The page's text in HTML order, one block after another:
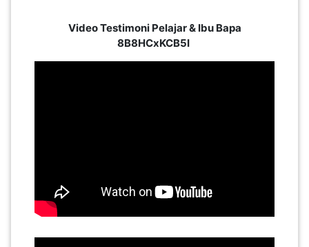
Video Testimoni Pelajar & Ibu Bapa
8B8HCxKCB5I